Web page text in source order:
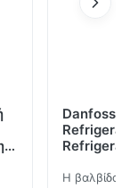
Danfoss
Η βαλβίδα